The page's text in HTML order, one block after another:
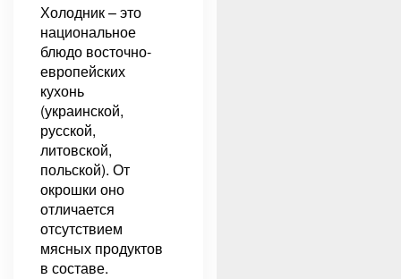
Холодник – это
национальное
блюдо восточно-
европейских
кухонь
(украинской,
русской,
литовской,
польской). От
окрошки оно
отличается
отсутствием
мясных продуктов
в составе.